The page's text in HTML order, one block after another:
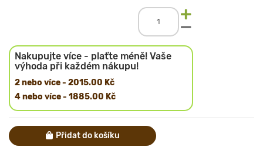
Nakupujte více - plaťte méně! Vaše
výhoda při každém nákupu!
2 nebo více - 2015.00 Kč
4 nebo více - 1885.00 Kč
Přidat do košíku